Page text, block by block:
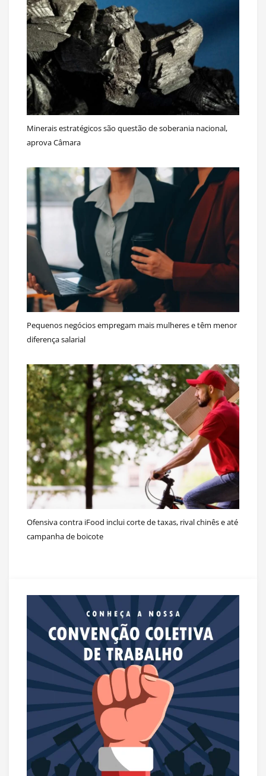
Minerais estratégicos são questão de soberania nacional,
aprova Câmara
Pequenos negócios empregam mais mulheres e têm menor
diferença salarial
Ofensiva contra iFood inclui corte de taxas, rival chinês e até
campanha de boicote